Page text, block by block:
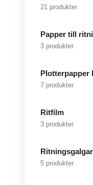
21 produkter
Papper till
3 produkter
Plotterpapper
7 produkter
Ritfilm
3 produkter
Ritningsgalgar
5 produkter